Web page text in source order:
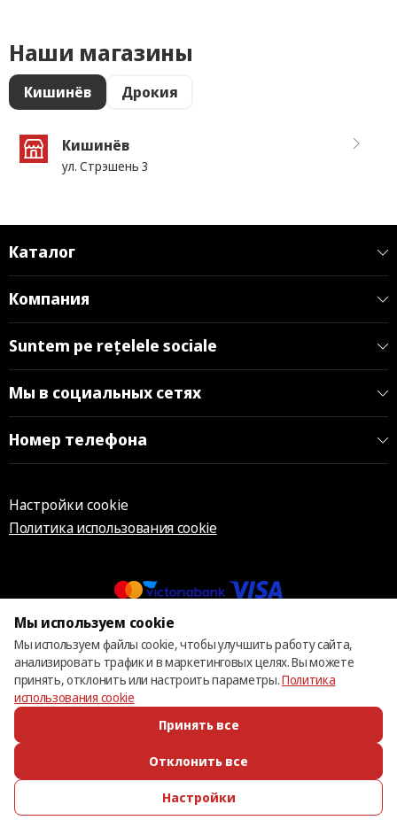
Наши магазины
Кишинёв Дрокия
Кишинёв
ул. Стрэшень 3
Каталог
Компания
Suntem pe rețelele sociale
Мы в социальных сетях
Номер телефона
Настройки cookie
Политика использования cookie
© 2013 – 2026 ECOM
ПОЗВОНИТЬ ИЗБРАННОЕ КАТАЛОГ ВОЙТИ
Мы используем cookie
Мы используем файлы cookie, чтобы улучшить работу сайта,
анализировать трафик и в маркетинговых целях. Вы можете
принять, отклонить или настроить параметры.Политика
использования cookie
Принять все
Отклонить все
Настройки